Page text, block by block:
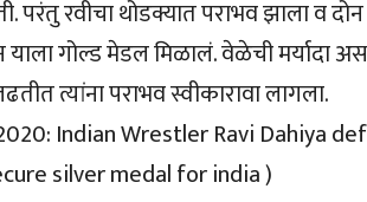
रवीचा थोडक्यात पराभव झाला व
गोल्ड मेडल मिळालं. वेळेची मर्यादा
त्यांना पराभव स्वीकारावा लागला.
Indian Wrestler Ravi Dahiya
silver medal for india )